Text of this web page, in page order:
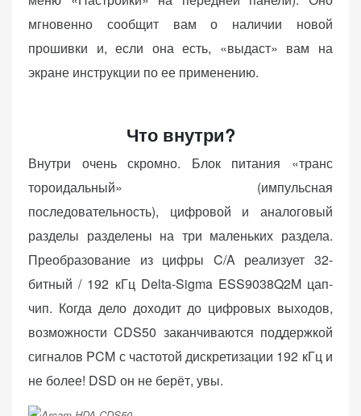
мгновенно сообщит вам о наличии новой
прошивки и, если она есть, «выдаст» вам на
экране инструкции по ее применению.
Что внутри?
Внутри очень скромно. Блок питания «транс
тороидальный» (импульсная
последовательность), цифровой и аналоговый
разделы разделены на три маленьких раздела.
Преобразование из цифры C/A реализует 32-
битный / 192 кГц Delta-Sigma ESS9038Q2M цап-
чип. Когда дело доходит до цифровых выходов,
возможности CDS50 заканчиваются поддержкой
сигналов PCM с частотой дискретизации 192 кГц и
не более! DSD он не берёт, увы.